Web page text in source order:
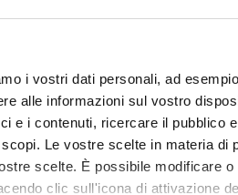
i vostri dati personali, ad
alle informazioni sul vostro
e i contenuti, ricercare il pubblico
Le vostre scelte in materia di
scelte. È possibile modificare
clic sull'icona di attivazione